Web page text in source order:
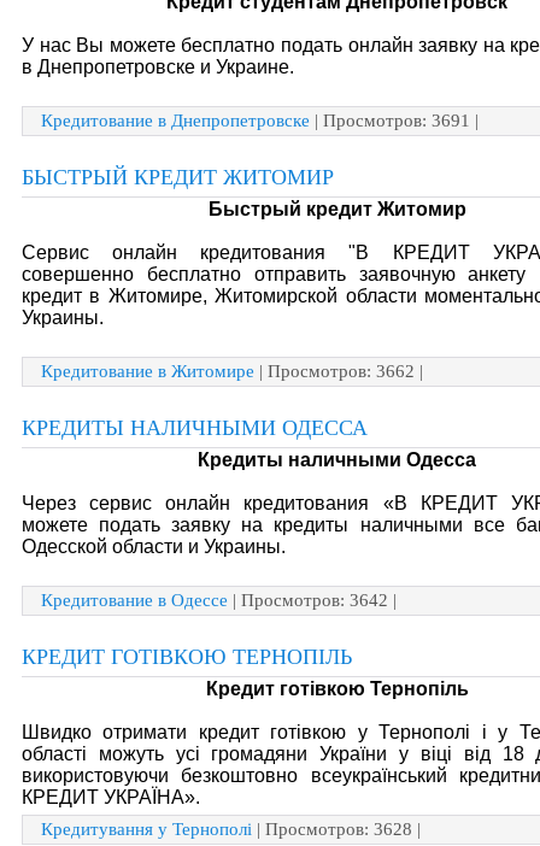
У нас Вы можете бесплатно подать онлайн заявку на
в Днепропетровске и Украине.
Кредитование в Днепропетровске | Просмотров: 3691 |
БЫСТРЫЙ КРЕДИТ ЖИТОМИР
Быстрый кредит Житомир
Сервис онлайн кредитования "В КРЕДИТ
совершенно бесплатно отправить заявочную
кредит в Житомире, Житомирской области
Украины.
Кредитование в Житомире | Просмотров: 3662 |
КРЕДИТЫ НАЛИЧНЫМИ ОДЕССА
Кредиты наличными Одесса
Через сервис онлайн кредитования «В КРЕДИТ
можете подать заявку на кредиты наличными все
Одесской области и Украины.
Кредитование в Одессе | Просмотров: 3642 |
КРЕДИТ ГОТІВКОЮ ТЕРНОПІЛЬ
Кредит готівкою Тернопіль
Швидко отримати кредит готівкою у Тернополі і у
області можуть усі громадяни України у віці від 18
використовуючи безкоштовно всеукраїнський
КРЕДИТ УКРАЇНА».
Кредитування у Тернополі | Просмотров: 3628 |